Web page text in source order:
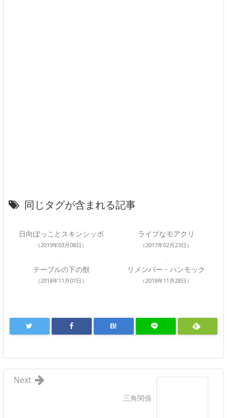
同じタグが含まれる記事
日向ぼっことスキンシッポ
（2019年03月08日）
ライブなモアクリ
（2017年02月23日）
テーブルの下の獣
（2018年11月07日）
リメンバー・ハンモック
（2018年11月28日）
B!
三角関係
Next